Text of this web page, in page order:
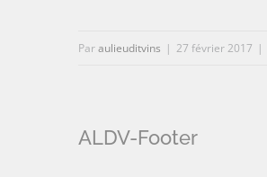
Paraulieuditvins | 27 février 2017 |
ALDV-Footer